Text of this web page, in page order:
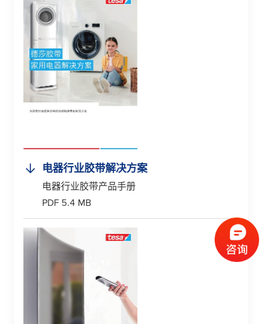
电器行业胶带解决方案
电器行业胶带产品手册
PDF 5.4 MB